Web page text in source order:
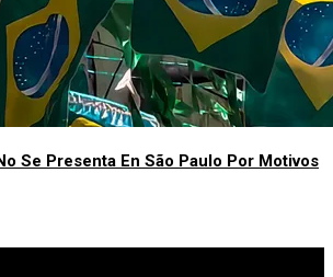
Se Presenta En São Paulo Por Motivos